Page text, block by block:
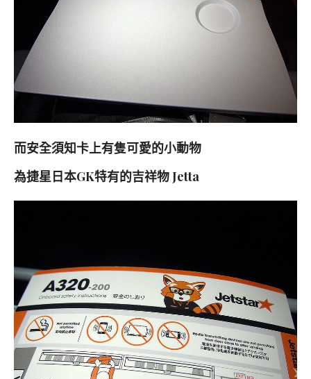
而安全須知卡上有隻可愛的小動物
為捷星日本GK特有的吉祥物 Jetta